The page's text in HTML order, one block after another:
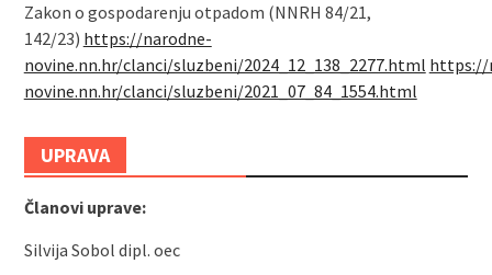
Zakon o gospodarenju otpadom (NNRH 84/21,
142/23) https://narodne-
novine.nn.hr/clanci/sluzbeni/2024_12_138_2277.html https://
novine.nn.hr/clanci/sluzbeni/2021_07_84_1554.html
UPRAVA
Članovi uprave:
Silvija Sobol dipl. oec